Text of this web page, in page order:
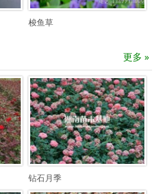
梭鱼草
更多 »
钻石月季